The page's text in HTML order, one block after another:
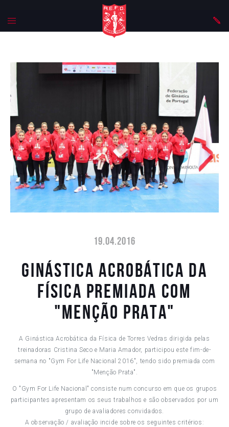
19.04.2016
GINÁSTICA ACROBÁTICA DA
FÍSICA PREMIADA COM
"MENÇÃO PRATA"
A Ginástica Acrobática da Física de Torres Vedras dirigida pelas
treinadoras Cristina Seco e Maria Amador, participou este fim-de-
semana no "Gym For Life Nacional 2016", tendo sido premiada com
"Menção Prata".
O "Gym For Life Nacional" consiste num concurso em que os grupos
participantes apresentam os seus trabalhos e são observados por um
grupo de avaliadores convidados.
A observação / avaliação incide sobre os seguintes critérios: